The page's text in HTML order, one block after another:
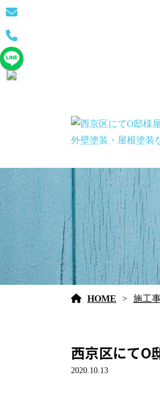
HOME 施工
西京区にてO
2020.10.13